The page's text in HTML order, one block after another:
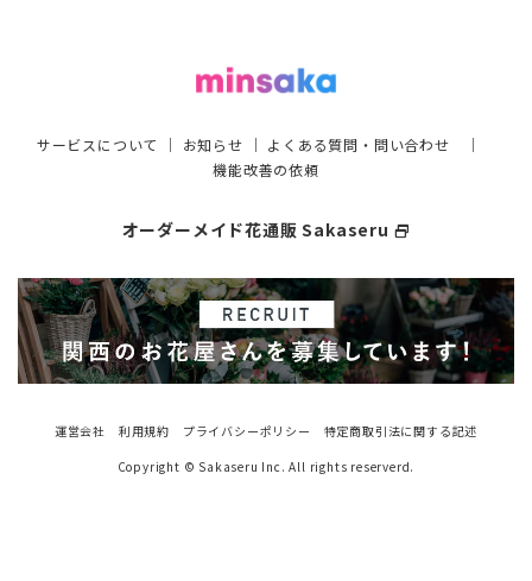
サービスについて ｜ お知らせ ｜ よくある質問・問い合わせ ｜
機能改善の依頼
オーダーメイド花通販 Sakaseru select_window
運営会社 利用規約 プライバシーポリシー
特定商取引法に関する記述
Copyright © Sakaseru Inc. All rights reserverd.